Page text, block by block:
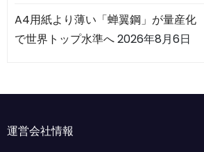
A4用紙より薄い「蝉翼鋼」が量産
で世界トップ水準へ2026年8月6日
運営会社情報